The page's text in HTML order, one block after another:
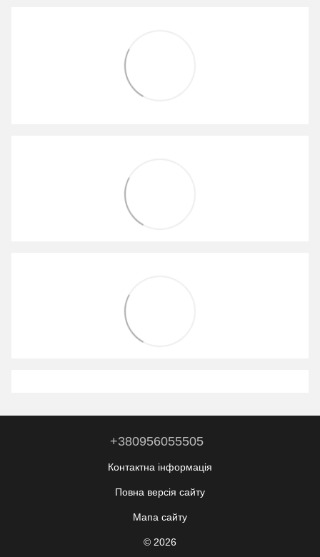
+380956055505
Контактна інформація
Повна версія сайту
Мапа сайту
© 2026